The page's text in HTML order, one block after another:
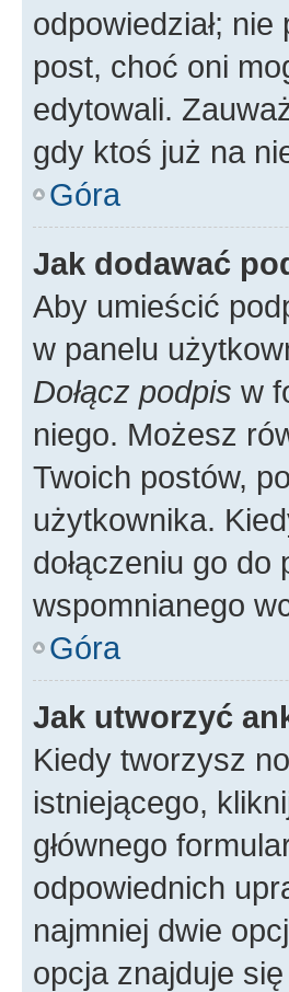
odpowiedział;
post, choć oni
edytowali.
gdy ktoś już na
Góra
Jak dodawać
Aby umieścić
w panelu
Dołącz podpis w
niego. Możesz
Twoich postów,
użytkownika.
dołączeniu go
wspomnianego
Góra
Jak utworzyć
Kiedy tworzysz
istniejącego,
głównego
odpowiednich
najmniej dwie
opcja znajduje